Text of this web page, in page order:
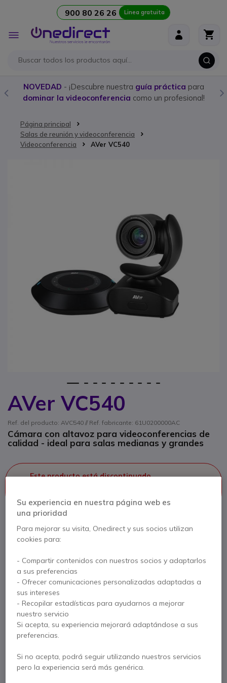
900 80 26 26 Linea gratuita
Toggle
Nav
NOVEDAD - ¡Descubre nuestra guía práctica para
dominar la videoconferencia como un profesional!
Página principal
Salas de reunión y videoconferencia
Videoconferencia
AVer VC540
AVer VC540
Ref. del producto: AVC540 // Ref. fabricante: 61U0200000AC
Cámara con altavoz para videoconferencias de
calidad - ideal para salas medianas y grandes
Este producto está discontinuado
1.199,95 €
1.084,95 €
Ver producto alternativo
Contacte a nuestros expertos -
900 80 26 26
F.A.Q Live Chat
Saltar al comienzo de la galería de imágenes
Su experiencia en nuestra página web es
una prioridad
Para mejorar su visita, Onedirect y sus socios utilizan
cookies para:
- Compartir contenidos con nuestros socios y adaptarlos
a sus preferencias
- Ofrecer comunicaciones personalizadas adaptadas a
sus intereses
- Recopilar estadísticas para ayudarnos a mejorar
nuestro servicio
Si acepta, su experiencia mejorará adaptándose a sus
preferencias.
Si no acepta, podrá seguir utilizando nuestros servicios
pero la experiencia será más genérica.